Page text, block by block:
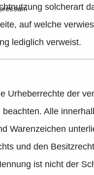
solcherart
auf welche
lediglich verweist.
Urheberrechte der
Alle
Warenzeichen
und den
ist nicht der